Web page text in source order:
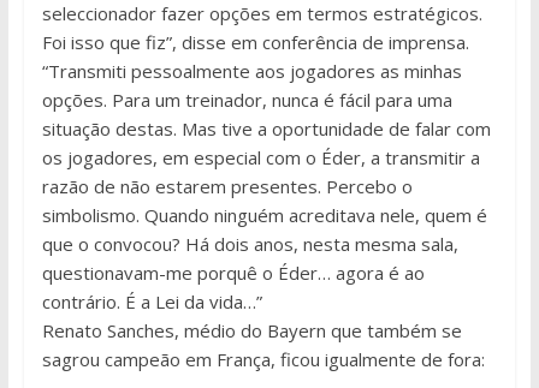
seleccionador fazer opções em termos estratégicos.
Foi isso que fiz”, disse em conferência de imprensa.
“Transmiti pessoalmente aos jogadores as minhas
opções. Para um treinador, nunca é fácil para uma
situação destas. Mas tive a oportunidade de falar com
os jogadores, em especial com o Éder, a transmitir a
razão de não estarem presentes. Percebo o
simbolismo. Quando ninguém acreditava nele, quem é
que o convocou? Há dois anos, nesta mesma sala,
questionavam-me porquê o Éder… agora é ao
contrário. É a Lei da vida…”
Renato Sanches, médio do Bayern que também se
sagrou campeão em França, ficou igualmente de fora: